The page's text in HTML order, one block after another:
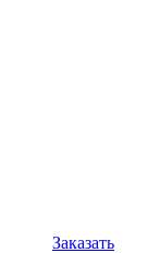
Заказать